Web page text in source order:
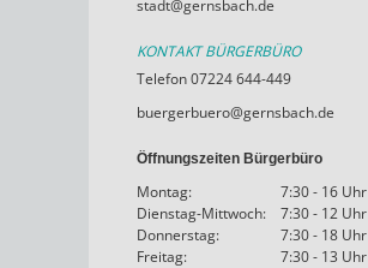
stadt@gernsbach.de
KONTAKT BÜRGERBÜRO
Telefon 07224 644-449
buergerbuero@gernsbach.de
Öffnungszeiten Bürgerbüro
Montag:
7:30 - 16 Uhr
Dienstag-Mittwoch:
7:30 - 12 Uhr
Donnerstag:
7:30 - 18 Uhr
Freitag:
7:30 - 13 Uhr